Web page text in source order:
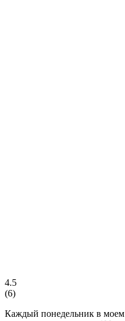
4.5
(6)
Каждый понедельник в моем